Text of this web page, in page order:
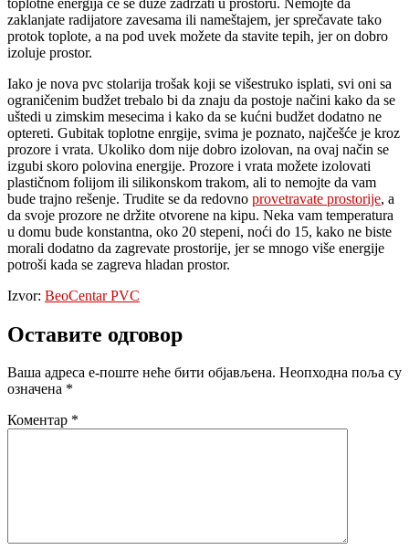
zaklanjate radijatore zavesama ili nameštajem, jer sprečavate tako
protok toplote, a na pod uvek možete da stavite tepih, jer on dobro
izoluje prostor.
Iako je nova pvc stolarija trošak koji se višestruko isplati, svi oni sa
ograničenim budžet trebalo bi da znaju da postoje načini kako da se
uštedi u zimskim mesecima i kako da se kućni budžet dodatno ne
optereti. Gubitak toplotne enrgije, svima je poznato, najčešće je kroz
prozore i vrata. Ukoliko dom nije dobro izolovan, na ovaj način se
izgubi skoro polovina energije. Prozore i vrata možete izolovati
plastičnom folijom ili silikonskom trakom, ali to nemojte da vam
bude trajno rešenje. Trudite se da redovno provetravate prostorije, a
da svoje prozore ne držite otvorene na kipu. Neka vam temperatura
u domu bude konstantna, oko 20 stepeni, noći do 15, kako ne biste
morali dodatno da zagrevate prostorije, jer se mnogo više energije
potroši kada se zagreva hladan prostor.
Izvor: BeoCentar PVC
Оставите одговор
Ваша адреса е-поште неће бити објављена. Неопходна поља су
означена *
Коментар *